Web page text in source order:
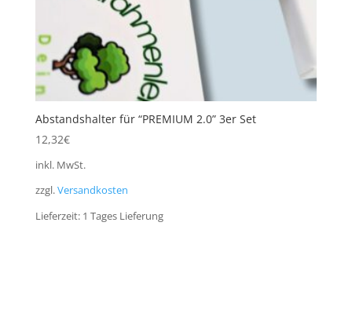
Abstandshalter für “PREMIUM 2.0” 3er Set
12,32€
inkl. MwSt.
zzgl.Versandkosten
Lieferzeit: 1 Tages Lieferung